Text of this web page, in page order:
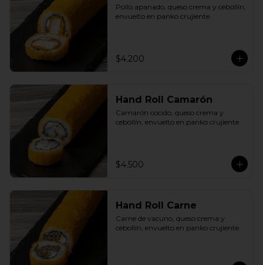
Pollo apanado, queso crema y cebollín,
envuelto en panko crujiente.
$4.200
Hand Roll Camarón
Camarón cocido, queso crema y
cebollín, envuelto en panko crujiente.
$4.500
Hand Roll Carne
Carne de vacuno, queso crema y
cebollín, envuelto en panko crujiente.